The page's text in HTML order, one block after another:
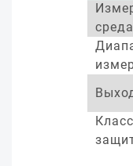
среда
Класс